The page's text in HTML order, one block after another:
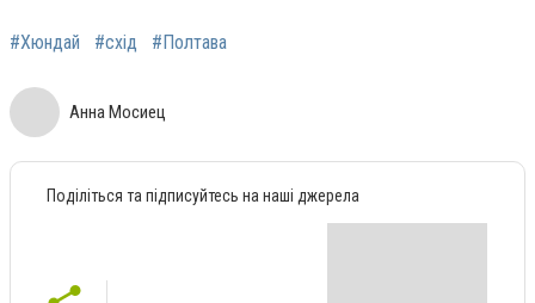
#Хюндай #схід #Полтава
Анна Мосиец
Поділіться та підписуйтесь на наші джерела